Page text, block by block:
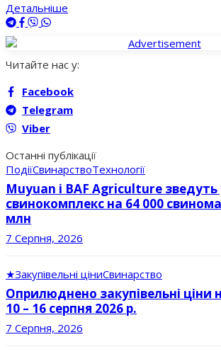
Детальніше
Читайте нас у:
Facebook
Telegram
Viber
Останні публікації
ПодіїСвинарствоТехнології
Muyuan і BAF Agriculture зведуть
свинокомплекс на 64 000
млн
7 Серпня, 2026
★Закупівельні ціниСвинарство
Оприлюднено закупівельні ціни
10 – 16 серпня 2026 р.
7 Серпня, 2026